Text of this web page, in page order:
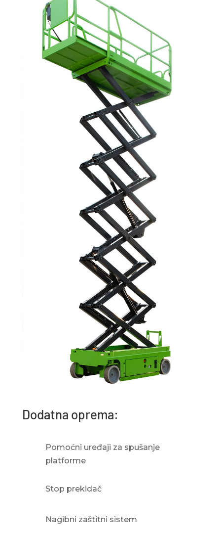
Dodatna oprema:
Pomoćni uređaji za spušanje
platforme
Stop prekidač
Nagibni zaštitni sistem